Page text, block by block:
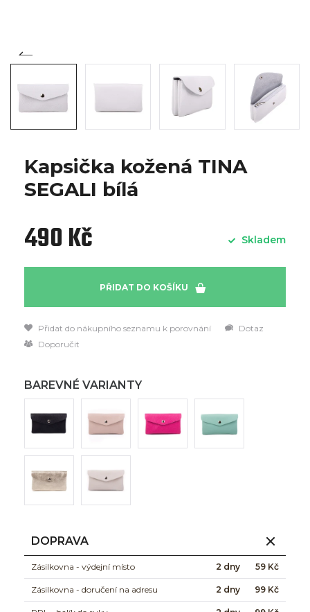
Kapsička kožená TINA
SEGALI bílá
490 Kč Skladem
PŘIDAT DO KOŠÍKU
Přidat do nákupního seznamu k porovnání
Dotaz
Doporučit
BAREVNÉ VARIANTY
DOPRAVA
Zásilkovna - výdejní místo 2 dny 59 Kč
Zásilkovna - doručení na adresu 2 dny 99 Kč